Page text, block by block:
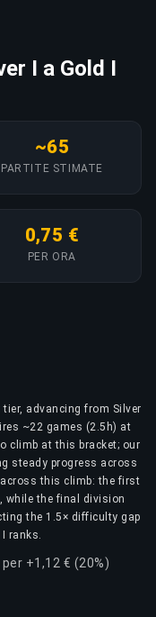
I a Gold I
~65
PARTITE STIMATE
0,75 €
PER ORA
advancing from Silver
~22 games (2.5h) at
climb at this bracket; our
steady progress across
this climb: the first
while the final division
the 1.5× difficulty gap
ranks.
+1,12 € (20%)